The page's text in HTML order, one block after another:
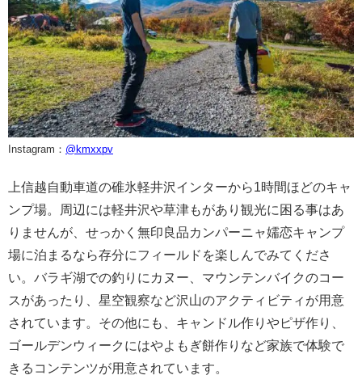
Instagram： @kmxxpv
上信越自動車道の碓氷軽井沢インターから1時間ほどのキャ
ンプ場。周辺には軽井沢や草津もがあり観光に困る事はあ
りませんが、せっかく無印良品カンパーニャ嬬恋キャンプ
場に泊まるなら存分にフィールドを楽しんでみてくださ
い。バラギ湖での釣りにカヌー、マウンテンバイクのコー
スがあったり、星空観察など沢山のアクティビティが用意
されています。その他にも、キャンドル作りやピザ作り、
ゴールデンウィークにはやよもぎ餅作りなど家族で体験で
きるコンテンツが用意されています。